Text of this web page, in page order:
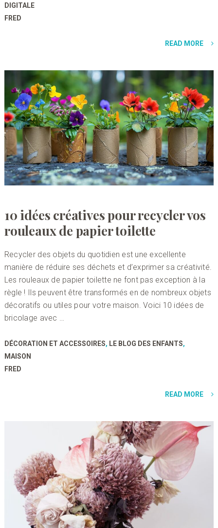
DIGITALE
FRED
READ MORE
10 idées créatives pour recycler vos
rouleaux de papier toilette
Recycler des objets du quotidien est une excellente
manière de réduire ses déchets et d’exprimer sa créativité.
Les rouleaux de papier toilette ne font pas exception à la
règle ! Ils peuvent être transformés en de nombreux objets
décoratifs ou utiles pour votre maison. Voici 10 idées de
bricolage avec …
DÉCORATION ET ACCESSOIRES, LE BLOG DES ENFANTS,
MAISON
FRED
READ MORE